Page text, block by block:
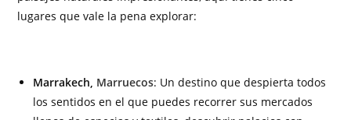
lugares que vale la pena explorar:
Marrakech, Marruecos: Un destino que despierta todos
los sentidos en el que puedes recorrer sus mercados